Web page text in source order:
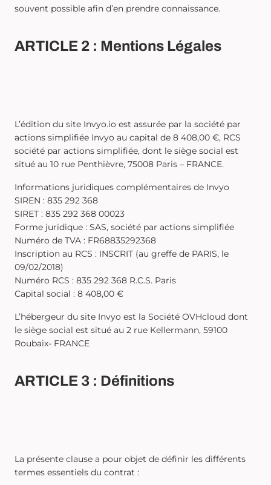
souvent possible afin d’en prendre connaissance.
ARTICLE 2 : Mentions Légales
L’édition du site Invyo.io est assurée par la société par
actions simplifiée Invyo au capital de 8 408,00 €, RCS
société par actions simplifiée, dont le siège social est
situé au 10 rue Penthièvre, 75008 Paris – FRANCE.
Informations juridiques complémentaires de Invyo
SIREN : 835 292 368
SIRET : 835 292 368 00023
Forme juridique : SAS, société par actions simplifiée
Numéro de TVA : FR68835292368
Inscription au RCS : INSCRIT (au greffe de PARIS, le
09/02/2018)
Numéro RCS : 835 292 368 R.C.S. Paris
Capital social : 8 408,00 €
L’hébergeur du site Invyo est la Société OVHcloud dont
le siège social est situé au 2 rue Kellermann, 59100
Roubaix- FRANCE
ARTICLE 3 : Définitions
La présente clause a pour objet de définir les différents
termes essentiels du contrat :